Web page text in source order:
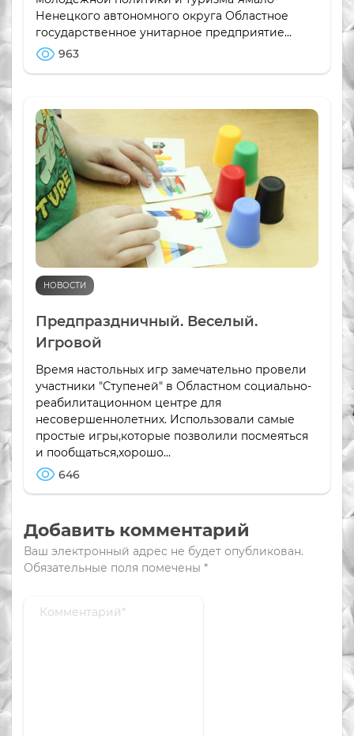
Ненецкого автономного округа Областное
государственное унитарное предприятие...
963
НОВОСТИ
Предпраздничный. Веселый.
Игровой
Время настольных игр замечательно провели
участники "Ступеней" в Областном социально-
реабилитационном центре для
несовершеннолетних. Использовали самые
простые игры,которые позволили посмеяться
и пообщаться,хорошо...
646
Добавить комментарий
Ваш электронный адрес не будет опубликован.
Обязательные поля помечены *